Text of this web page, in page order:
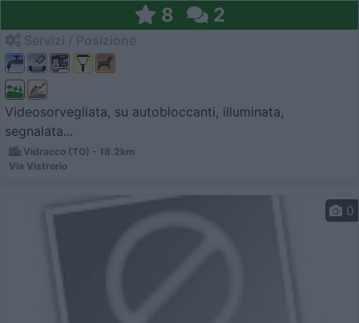
8 2
Videosorvegliata, su autobloccanti, illuminata,
segnalata...
Vidracco (TO) - 18.2km
Via Vistrorio
0